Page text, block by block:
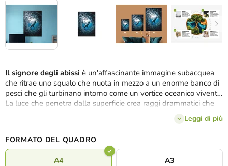
Il signore degli abissi è un'affascinante immagine subacquea
che ritrae uno squalo che nuota in mezzo a un enorme banco di
pesci che gli turbinano intorno come un vortice oceanico vivente.
La luce che penetra dalla superficie crea raggi drammatici che
accentuano il dinamismo e la tensione della scena. Lo squalo,
caos.
Leggi di più
FORMATO DEL QUADRO
A4 A3